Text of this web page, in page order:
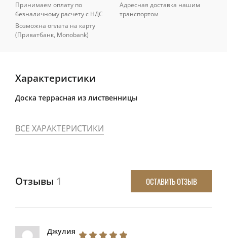
Принимаем оплату по
безналичному расчету с НДС
Возможна оплата на карту
(Приватбанк, Monobank)
Адресная доставка нашим
транспортом
Характеристики
Доска террасная из лиственницы
ВСЕ ХАРАКТЕРИСТИКИ
Отзывы 1 ОСТАВИТЬ ОТЗЫВ
Джулия